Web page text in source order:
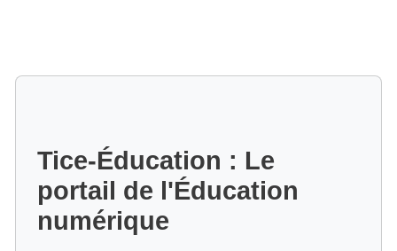
Tice-Éducation : Le
portail de l'Éducation
numérique